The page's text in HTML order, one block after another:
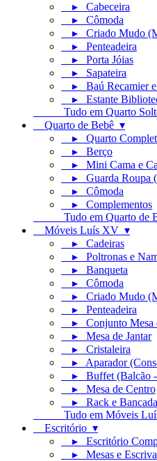
▸ Cabeceira
▸ Cômoda
▸ Criado Mudo
▸ Penteadeira
▸ Porta Jóias
▸ Sapateira
▸ Baú Recamier
▸ Estante
Tudo em Quarto
Quarto de Bebê ▾
▸ Quarto
▸ Berço
▸ Mini Cama e
▸ Guarda Roupa
▸ Cômoda
▸ Complementos
Tudo em Quarto de
Móveis Luís XV ▾
▸ Cadeiras
▸ Poltronas e
▸ Banqueta
▸ Cômoda
▸ Criado Mudo
▸ Penteadeira
▸ Conjunto Mesa
▸ Mesa de Jantar
▸ Cristaleira
▸ Aparador
▸ Buffet (Balcão -
▸ Mesa de Centro
▸ Rack e Bancada
Tudo em Móveis
Escritório ▾
▸ Escritório
▸ Mesas e